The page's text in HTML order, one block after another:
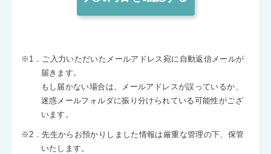
※1．ご入力いただいたメールアドレス宛に自動返信メールが
届きます。
もし届かない場合は、メールアドレスが誤っているか、
迷惑メールフォルダに振り分けられている可能性がござ
います。
※2．先生からお預かりしました情報は厳重な管理の下、保管
いたします。